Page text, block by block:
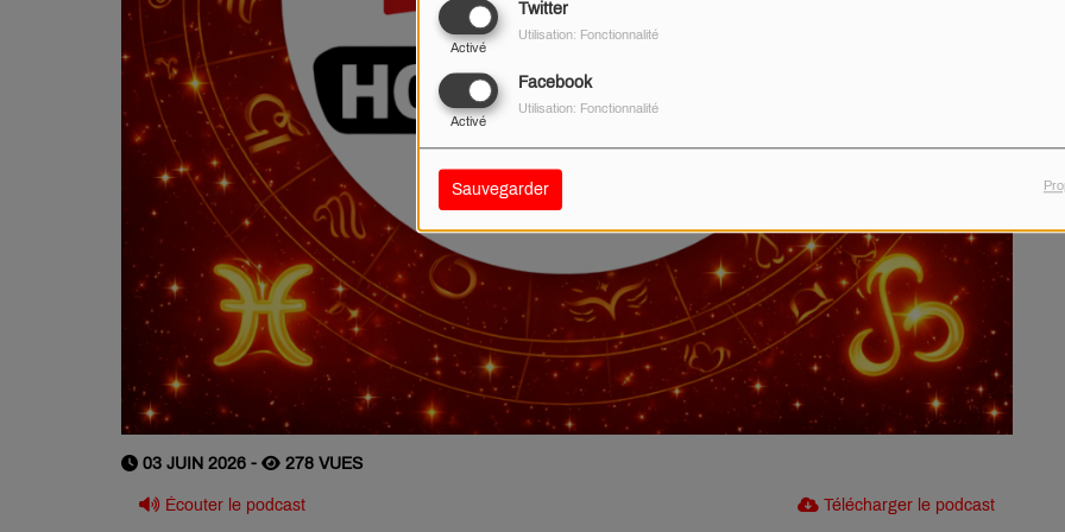
Twitter
Activé
Utilisation: Fonctionnalité
Facebook
Activé
Utilisation: Fonctionnalité
Sauvegarder
03 JUIN 2026 - 278 VUES
Écouter le podcast Télécharger le podcast